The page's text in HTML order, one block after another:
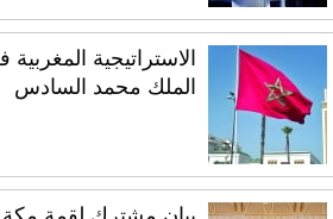
الاستراتيجية
الملك محمد السادس